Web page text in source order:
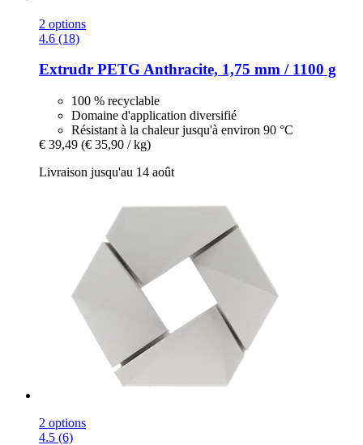
2 options
4.6 (18)
Extrudr PETG Anthracite, 1,75 mm / 1100 g
100 % recyclable
Domaine d'application diversifié
Résistant à la chaleur jusqu'à environ 90 °C
€ 39,49 (€ 35,90 / kg)
Livraison jusqu'au 14 août
2 options
4.5 (6)